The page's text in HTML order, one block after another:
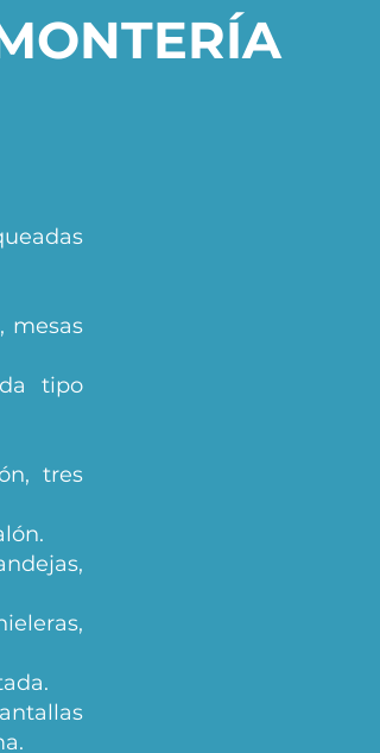
mesas
tipo
tres